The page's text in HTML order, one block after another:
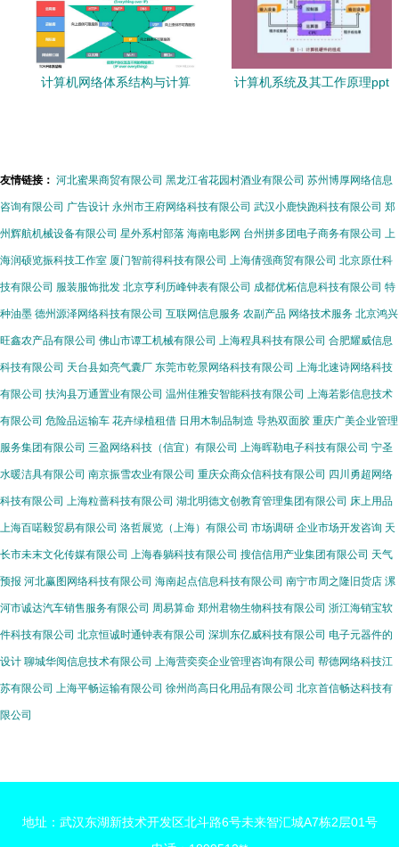
计算机网络体系结构与计算
计算机系统及其工作原理ppt
友情链接： 河北蜜果商贸有限公司 黑龙江省花园村酒业有限公司 苏州博厚网络信息
咨询有限公司 广告设计 永州市王府网络科技有限公司 武汉小鹿快跑科技有限公司 郑
州辉航机械设备有限公司 星外系村部落 海南电影网 台州拼多团电子商务有限公司 上
海润硕览振科技工作室 厦门智前得科技有限公司 上海倩强商贸有限公司 北京原仕科
技有限公司 服装服饰批发 北京亨利历峰钟表有限公司 成都优柘信息科技有限公司 特
种油墨 德州源泽网络科技有限公司 互联网信息服务 农副产品 网络技术服务 北京鸿兴
旺鑫农产品有限公司 佛山市谭工机械有限公司 上海程具科技有限公司 合肥耀威信息
科技有限公司 天台县如亮气囊厂 东莞市乾景网络科技有限公司 上海北速诗网络科技
有限公司 扶沟县万通置业有限公司 温州佳雅安智能科技有限公司 上海若影信息技术
有限公司 危险品运输车 花卉绿植租借 日用木制品制造 导热双面胶 重庆广美企业管理
服务集团有限公司 三盈网络科技（信宜）有限公司 上海晖勒电子科技有限公司 宁圣
水暖洁具有限公司 南京振雪农业有限公司 重庆众商众信科技有限公司 四川勇超网络
科技有限公司 上海粒蔷科技有限公司 湖北明德文创教育管理集团有限公司 床上用品
上海百喏毅贸易有限公司 洛哲展览（上海）有限公司 市场调研 企业市场开发咨询 天
长市未末文化传媒有限公司 上海春躺科技有限公司 搜信信用产业集团有限公司 天气
预报 河北赢图网络科技有限公司 海南起点信息科技有限公司 南宁市周之隆旧货店 漯
河市诚达汽车销售服务有限公司 周易算命 郑州君物生物科技有限公司 浙江海销宝软
件科技有限公司 北京恒诚时通钟表有限公司 深圳东亿威科技有限公司 电子元器件的
设计 聊城华阅信息技术有限公司 上海营奕奕企业管理咨询有限公司 帮德网络科技江
苏有限公司 上海平畅运输有限公司 徐州尚高日化用品有限公司 北京首信畅达科技有
限公司
地址：武汉东湖新技术开发区北斗路6号未来智汇城A7栋2层01号